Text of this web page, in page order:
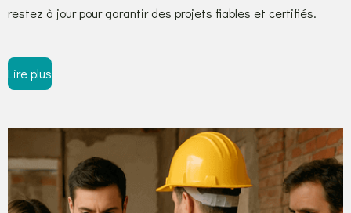
restez à jour pour garantir des projets fiables et certifiés.
Lire plus